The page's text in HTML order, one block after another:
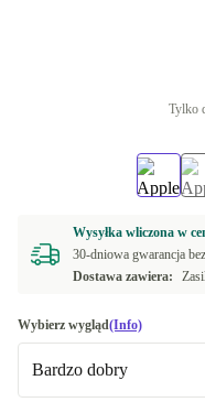
Tylko
Wysyłka wliczona w
30-dniowa gwarancja
Dostawa zawiera:
Wybierz wygląd(Info)
Bardzo dobry